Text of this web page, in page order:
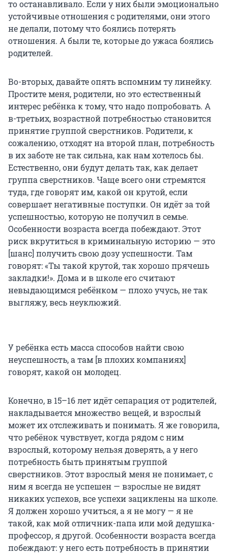
то останавливало. Если у них были эмоционально
устойчивые отношения с родителями, они этого
не делали, потому что боялись потерять
отношения. А были те, которые до ужаса боялись
родителей.
Во-вторых, давайте опять вспомним ту линейку.
Простите меня, родители, но это естественный
интерес ребёнка к тому, что надо попробовать. А
в-третьих, возрастной потребностью становится
принятие группой сверстников. Родители, к
сожалению, отходят на второй план, потребность
в их заботе не так сильна, как нам хотелось бы.
Естественно, они будут делать так, как делает
группа сверстников. Чаще всего они стремятся
туда, где говорят им, какой он крутой, если
совершает негативные поступки. Он идёт за той
успешностью, которую не получил в семье.
Особенности возраста всегда побеждают. Этот
риск вкрутиться в криминальную историю — это
[шанс] получить свою дозу успешности. Там
говорят: «Ты такой крутой, так хорошо прячешь
закладки!». Дома и в школе его считают
невыдающимся ребёнком — плохо учусь, не так
выгляжу, весь неуклюжий.
У ребёнка есть масса способов найти свою
неуспешность, а там [в плохих компаниях]
говорят, какой он молодец.
Конечно, в 15–16 лет идёт сепарация от родителей,
накладывается множество вещей, и взрослый
может их отслеживать и понимать. Я же говорила,
что ребёнок чувствует, когда рядом с ним
взрослый, которому нельзя доверять, а у него
потребность быть принятым группой
сверстников. Этот взрослый меня не понимает, с
ним я всегда не успешен — взрослые не видят
никаких успехов, все успехи зациклены на школе.
Я должен хорошо учиться, а я не могу — я не
такой, как мой отличник-папа или мой дедушка-
профессор, я другой. Особенности возраста всегда
побеждают: у него есть потребность в принятии